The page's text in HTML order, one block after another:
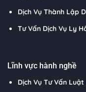
Dịch Vụ Thành Lập
Tư Vấn Dịch Vụ Ly
Lĩnh vực hành nghề
Dịch Vụ Tư Vấn Luật